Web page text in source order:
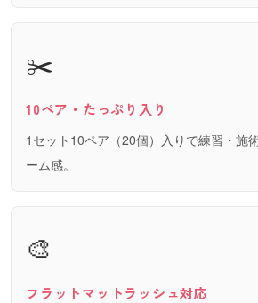
✂️
10ペア・たっぷり入り
1セット10ペア（20個）入りで練習・施
ーム感。
🎨
フラットマットラッシュ対応